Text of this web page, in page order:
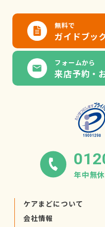
無料で
ガイドブッ
フォームから
来店予約・
年中無
ケアまどについて
会社情報